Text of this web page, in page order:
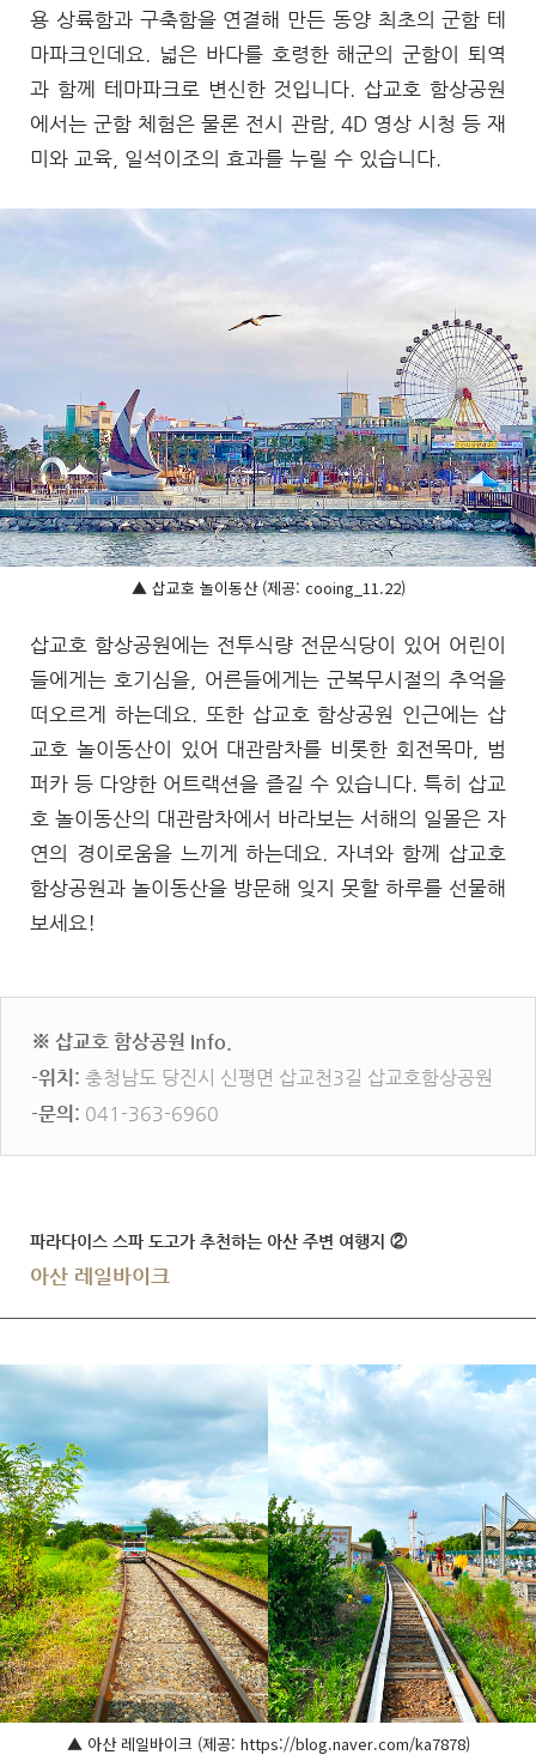
용 상륙함과 구축함을 연결해 만든 동양 최초의 군함 테
마파크인데요. 넓은 바다를 호령한 해군의 군함이 퇴역
과 함께 테마파크로 변신한 것입니다. 삽교호 함상공원
에서는 군함 체험은 물론 전시 관람, 4D 영상 시청 등 재
미와 교육, 일석이조의 효과를 누릴 수 있습니다.
▲ 삽교호 놀이동산 (제공: cooing_11.22)
삽교호 함상공원에는 전투식량 전문식당이 있어 어린이
들에게는 호기심을, 어른들에게는 군복무시절의 추억을
떠오르게 하는데요. 또한 삽교호 함상공원 인근에는 삽
교호 놀이동산이 있어 대관람차를 비롯한 회전목마, 범
퍼카 등 다양한 어트랙션을 즐길 수 있습니다. 특히 삽교
호 놀이동산의 대관람차에서 바라보는 서해의 일몰은 자
연의 경이로움을 느끼게 하는데요. 자녀와 함께 삽교호
함상공원과 놀이동산을 방문해 잊지 못할 하루를 선물해
보세요!
※ 삽교호 함상공원 Info.
-위치: 충청남도 당진시 신평면 삽교천3길 삽교호함상공원
-문의: 041-363-6960
파라다이스 스파 도고가 추천하는 아산 주변 여행지 ②
아산 레일바이크
▲ 아산 레일바이크 (제공: https://blog.naver.com/ka7878)